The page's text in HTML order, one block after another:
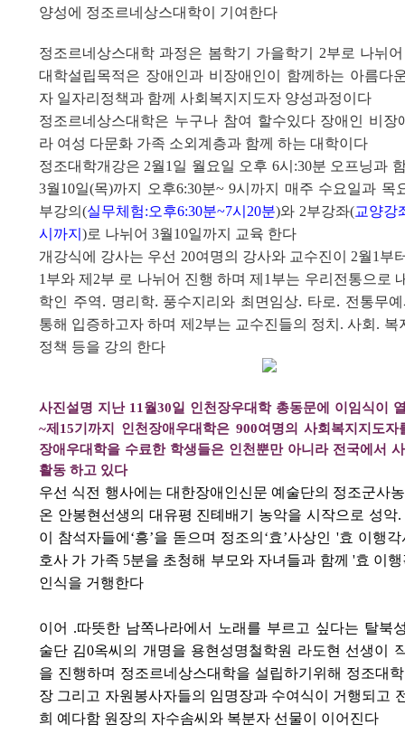
양성에 정조르네상스대학이 기여한다
정조르네상스대학 과정은 봄학기 가을학기 2부로 나뉘
대학설립목적은 장애인과 비장애인이 함께하는 아름다
자 일자리정책과 함께 사회복지지도자 양성과정이다
정조르네상스대학은 누구나 참여 할수있다 장애인 비장
라 여성 다문화 가족 소외계층과 함께 하는 대학이다
정조대학개강은2월1 일 월요일 오후 6시:30분 오프닝과
3월10일(목)까지 오후6:30분~ 9시까지 매주 수요일과 목
부강의(실무체험:오후6:30분~7시20분)와 2부강좌(교양강
시까지)로 나뉘어 3월10일까지 교육 한다
개강식에 강사는 우선 20여명의 강사와 교수진이2월1 부
1 부와 제2부 로 나뉘어 진행 하며 제1 부는 우리전통으로
학인 주역. 명리학. 풍수지리와 최면임상. 타로. 전통무
통해 입증하고자 하며 제2부는 교수진들의 정치.사회. 복
정책 등을 강의 한다
사진설명 지난 11 월30일 인천장우대학 총동문에 이임식이
~제 15기까지 인천장애우대학은 900여명의 사회복지지도자
장애우대학을 수료한 학생들은 인천뿐만 아니라 전국에서
활동 하고 있다
우선 식전 행사에는 대한장애인신문 예술단의 정조군사
온 안봉현선생의 대유평 진톄배기 농악을 시작으로 성악.
이 참석자들에 ‘흥’을 돋으며 정조의 ‘효’사상인 '효 이행
호사 가 가족 5분을 초청해 부모와 자녀들과 함께 '효 이
인식을 거행한다
이어 .따뜻한 남쪽나라에서 노래를 부르고 싶다는 탈북
술단 김0옥씨의 개명을 용현성명철학원 라도현 선생이
을 진행하며 정조르네상스대학을 설립하기위해 정조대
장 그리고 자원봉사자들의 임명장과 수여식이 거행되고
희 예다함 원장의 자수솜씨와 복분자 선물이 이어진다